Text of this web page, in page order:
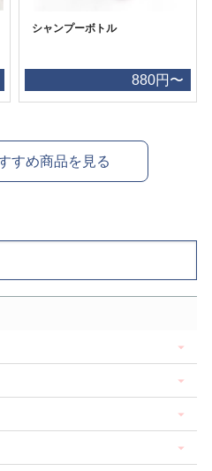
シャンプーボトル
880円〜
すめ商品を見る